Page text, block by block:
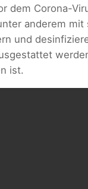
dem Corona-
anderem mit
und
ist.